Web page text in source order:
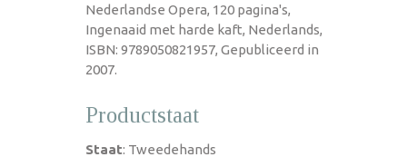
Nederlandse Opera, 120 pagina's,
Ingenaaid met harde kaft, Nederlands,
ISBN: 9789050821957, Gepubliceerd in
2007.
Productstaat
Staat: Tweedehands